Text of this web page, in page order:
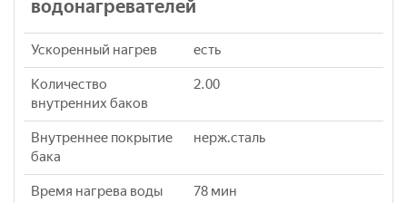
водонагревателей
Ускоренный нагрев eсть
Количество
внутренних баков
2.00
Внутреннее покрытие
бака
нерж.сталь
Время нагрева воды
78 мин